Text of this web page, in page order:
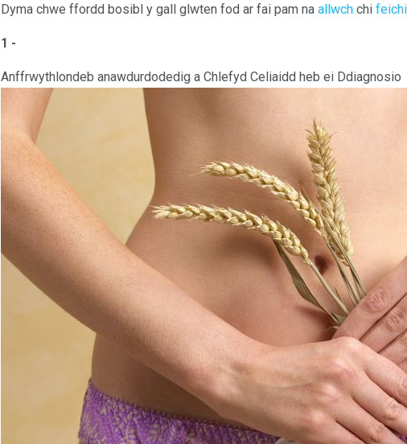
Dyma chwe ffordd bosibl y gall glwten fod ar fai pam na allwch chi
1 -
Anffrwythlondeb anawdurdodedig a Chlefyd Celiaidd heb ei Ddiagnosio